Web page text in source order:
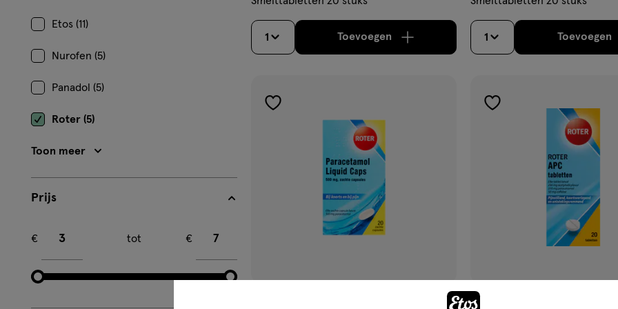
Etos (11)
Nurofen (5)
Panadol (5)
Roter (5)
Toon meer
Prijs
€
tot
€
1 Toevoegenverhoog aantal met één, Limiet bereikt.Je kan
1 Toevoegen
toevoegen
99
toevoegen